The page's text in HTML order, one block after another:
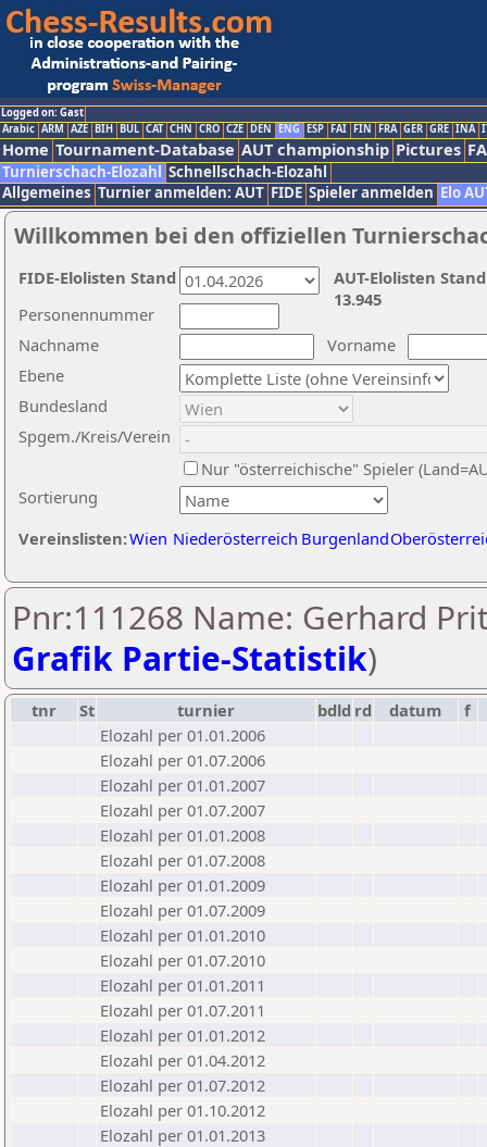
Logged on: Gast
Arabic ARM AZE BIH BUL CAT CHN CRO CZE DEN ENG ESP FAI FIN FRA GER GRE INA
Home Tournament-Database AUT championship Pictures
Turnierschach-Elozahl Schnellschach-Elozahl
Allgemeines Turnier anmelden: AUT FIDE Spieler anmelden Elo
Willkommen bei den offiziellen
Nachname
Vorname
Ebene
Sortierung
Personennummer
Bundesland
Spgem./Kreis/Verein
Nur "österreichische" Spieler
Vereinslisten:Wien Niederösterreich Burgenland
AUT-Elolisten
13.945
FIDE-Elolisten Stand
Pnr:111268 Name: Gerhard
Grafik Partie-Statistik)
tnr St turnier bdld rd datum
f
Elozahl per 01.01.2006
Elozahl per 01.07.2006
Elozahl per 01.01.2007
Elozahl per 01.07.2007
Elozahl per 01.01.2008
Elozahl per 01.07.2008
Elozahl per 01.01.2009
Elozahl per 01.07.2009
Elozahl per 01.01.2010
Elozahl per 01.07.2010
Elozahl per 01.01.2011
Elozahl per 01.07.2011
Elozahl per 01.01.2012
Elozahl per 01.04.2012
Elozahl per 01.07.2012
Elozahl per 01.10.2012
Elozahl per 01.01.2013